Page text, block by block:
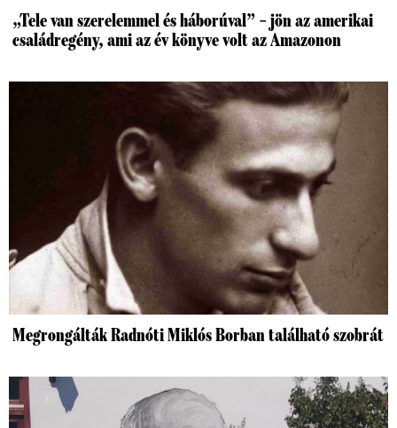
„Tele van szerelemmel és háborúval” – jön az amerikai
családregény, ami az év könyve volt az Amazonon
Megrongálták Radnóti Miklós Borban található szobrát